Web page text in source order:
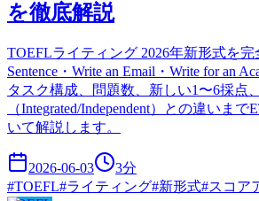
を徹底解説
TOEFLライティング 2026年新形式を完
Sentence・Write an Email・Write for an
タスク構成、問題数、新しい1〜6採点
（Integrated/Independent）との違いま
いて解説します。
2026-06-03 3分
#TOEFL#ライティング#新形式#スコア